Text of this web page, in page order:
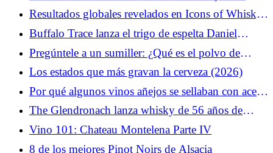
bienvenida a dos nuevos miembros
Resultados globales revelados en Icons of Whisky
2026
Buffalo Trace lanza el trigo de espelta Daniel
Weller, un bourbon experimental con un grano
poco probable
Pregúntele a un sumiller: ¿Qué es el polvo de
Rutherford?
Los estados que más gravan la cerveza (2026)
Por qué algunos vinos añejos se sellaban con aceite
de oliva
The Glendronach lanza whisky de 56 años de
edición limitada para conmemorar el bicentenario
Vino 101: Chateau Montelena Parte IV
8 de los mejores Pinot Noirs de Alsacia